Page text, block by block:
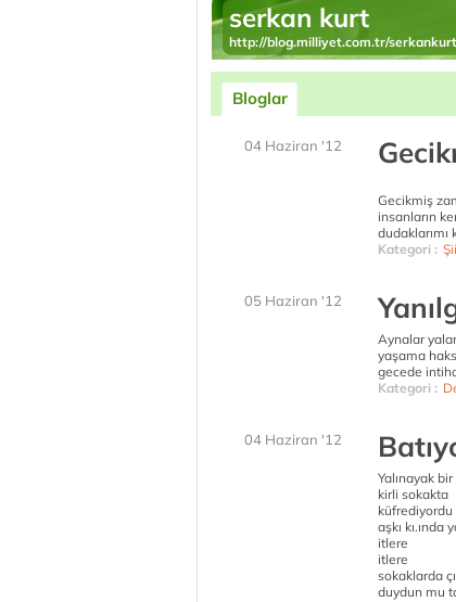
serkan kurt
http://blog.milliyet.com.tr/serkankurt
Bloglar
04 Haziran '12
Gecikmiş
insanların
dudaklarımı
Kategori :
05 Haziran '12
Aynalar
yaşama
gecede
Kategori :
04 Haziran '12
Yalınayak
kirli sokakta
küfrediyordu
aşkı kı.ında
itlere
itlere
sokaklarda
duydun mu